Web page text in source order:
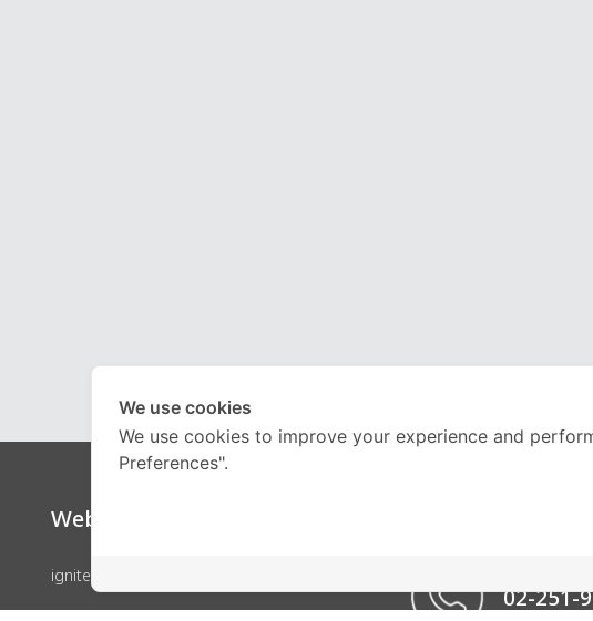
Website
ignite by OnDemand
02-251-
We use cookies
We use cookies to improve your experience and
Preferences".